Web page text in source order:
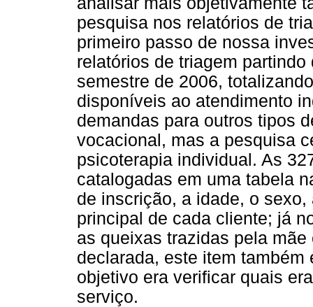
pesquisa nos relatórios de
primeiro passo de nossa
relatórios de triagem
semestre de 2006,
disponíveis ao atendimento
demandas para outros tipos
vocacional, mas a pesquisa
psicoterapia individual. As
catalogadas em uma tabela
de inscrição, a idade, o
principal de cada cliente; já
as queixas trazidas pela
declarada, este item
objetivo era verificar quais
serviço.